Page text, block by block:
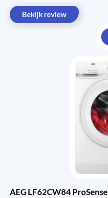
Bekijk review
AEG LF62CW84 ProSense